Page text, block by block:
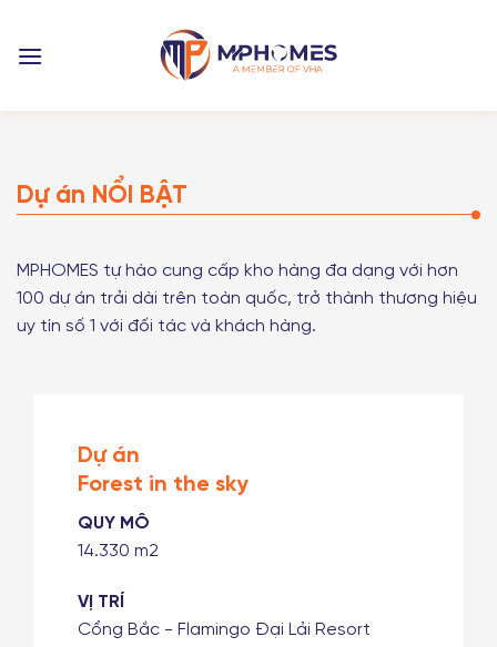
nội
Dự án NỔI BẬT
MPHOMES tự hào cung cấp kho hàng đa dạng với hơn
100 dự án trải dài trên toàn quốc, trở thành thương hiệu
uy tín số 1 với đối tác và khách hàng.
Dự án
Làng Việt kiều Quốc tế
QUY MÔ
92.233 m2
VỊ TRÍ
Phường Vĩnh Niệm, quận Lê Chân, thành